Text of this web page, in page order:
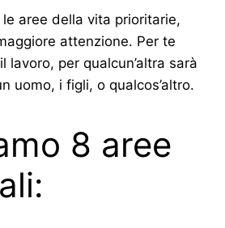
aree della vita prioritarie,
attenzione. Per te
lavoro, per qualcun’altra sarà
uomo, i figli, o qualcos’altro.
8 aree